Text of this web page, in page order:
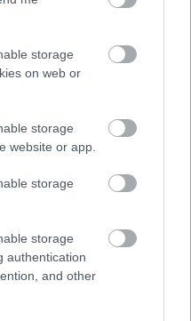
storage
on web or
storage
website or app.
storage
storage
authentication
and other
a mosollyal.
húzott egy gyűrűt.
szakadt ki belőlem.
ült, túlságosan közel egy
és dühös.